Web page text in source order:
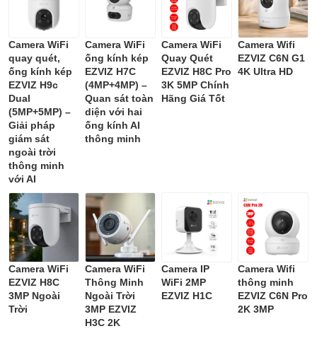
Camera WiFi
quay quét,
ống kính kép
EZVIZ H9c
Dual
(5MP+5MP) –
Giải pháp
giám sát
ngoài trời
thông minh
với AI
Camera WiFi
ống kính kép
EZVIZ H7C
(4MP+4MP) –
Quan sát toàn
diện với hai
ống kính AI
thông minh
Camera WiFi
Quay Quét
EZVIZ H8C Pro
3K 5MP Chính
Hãng Giá Tốt
Camera Wifi
EZVIZ C6N G1
4K Ultra HD
Camera WiFi
EZVIZ H8C
3MP Ngoài
Trời
Camera WiFi
Thông Minh
Ngoài Trời
3MP EZVIZ
H3C 2K
Camera IP
WiFi 2MP
EZVIZ H1C
Camera Wifi
thông minh
EZVIZ C6N Pro
2K 3MP